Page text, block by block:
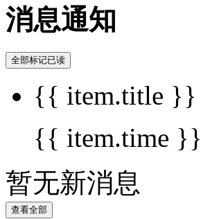
消息通知
全部标记已读
{{ item.title }}
{{ item.time }}
暂无新消息
查看全部